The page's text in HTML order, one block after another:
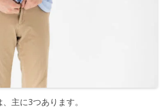
主に3つあります。